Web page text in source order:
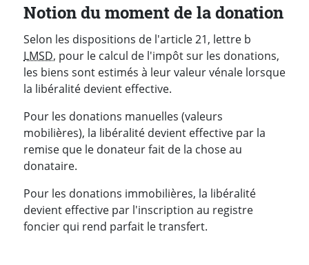
Notion du moment de la donation
Selon les dispositions de l'article 21, lettre b
LMSD, pour le calcul de l'impôt sur les donations,
les biens sont estimés à leur valeur vénale lorsque
la libéralité devient effective.
Pour les donations manuelles (valeurs
mobilières), la libéralité devient effective par la
remise que le donateur fait de la chose au
donataire.
Pour les donations immobilières, la libéralité
devient effective par l'inscription au registre
foncier qui rend parfait le transfert.